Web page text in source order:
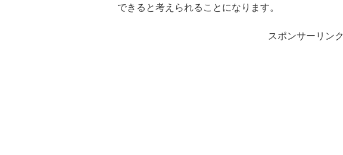
できると考えられることになります。
スポンサーリンク